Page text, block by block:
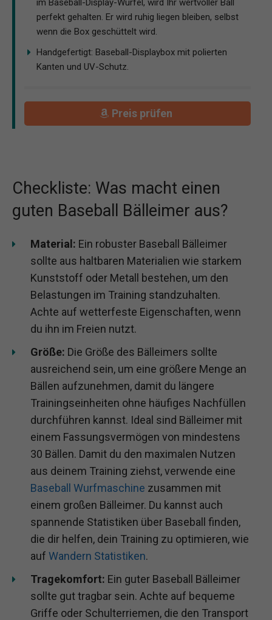
perfekt gehalten. Er wird ruhig liegen bleiben, selbst
wenn die Box geschüttelt wird.
Handgefertigt: Baseball-Displaybox mit polierten
Kanten und UV-Schutz.
Preis prüfen
Checkliste: Was macht einen
guten Baseball Bälleimer aus?
Material: Ein robuster Baseball Bälleimer
sollte aus haltbaren Materialien wie starkem
Kunststoff oder Metall bestehen, um den
Belastungen im Training standzuhalten.
Achte auf wetterfeste Eigenschaften, wenn
du ihn im Freien nutzt.
Größe: Die Größe des Bälleimers sollte
ausreichend sein, um eine größere Menge an
Bällen aufzunehmen, damit du längere
Trainingseinheiten ohne häufiges Nachfüllen
durchführen kannst. Ideal sind Bälleimer mit
einem Fassungsvermögen von mindestens
30 Bällen. Damit du den maximalen Nutzen
aus deinem Training ziehst, verwende eine
Baseball Wurfmaschine zusammen mit
einem großen Bälleimer. Du kannst auch
spannende Statistiken über Baseball finden,
die dir helfen, dein Training zu optimieren, wie
auf Wandern Statistiken.
Tragekomfort: Ein guter Baseball Bälleimer
sollte gut tragbar sein. Achte auf bequeme
Griffe oder Schulterriemen, die den Transport